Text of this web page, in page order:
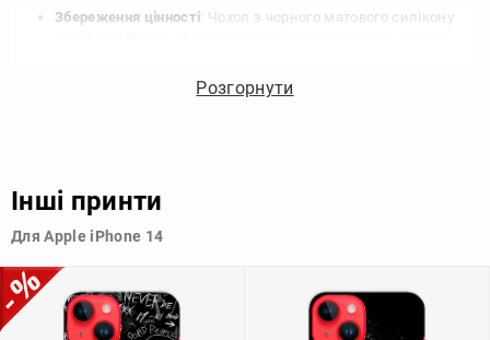
Збереження цінності: Чохол з чорного матового силікону
продати свій пристрій в майбутньому.
Узагалі, чохол для телефону - це дуже корисний аксесуар, який
допомагає захистити ваш пристрій, зберегти його цінність і
Розгорнути
Інші принти
Для Apple iPhone 14